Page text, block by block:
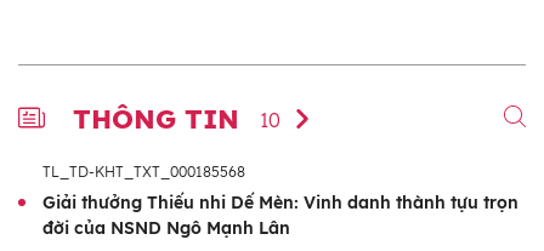
THÔNG TIN 10
TL_TD-KHT_TXT_000185568
Giải thưởng Thiếu nhi Dế Mèn: Vinh danh thành tựu trọn
đời của NSND Ngô Mạnh Lân